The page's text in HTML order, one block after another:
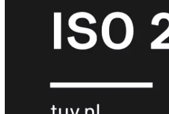
Upgrades
FortiCare
FortiCare